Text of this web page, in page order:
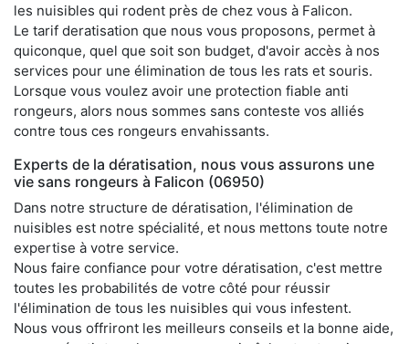
les nuisibles qui rodent près de chez vous à Falicon.
Le tarif deratisation que nous vous proposons, permet à
quiconque, quel que soit son budget, d'avoir accès à nos
services pour une élimination de tous les rats et souris.
Lorsque vous voulez avoir une protection fiable anti
rongeurs, alors nous sommes sans conteste vos alliés
contre tous ces rongeurs envahissants.
Experts de la dératisation, nous vous assurons une
vie sans rongeurs à Falicon (06950)
Dans notre structure de dératisation, l'élimination de
nuisibles est notre spécialité, et nous mettons toute notre
expertise à votre service.
Nous faire confiance pour votre dératisation, c'est mettre
toutes les probabilités de votre côté pour réussir
l'élimination de tous les nuisibles qui vous infestent.
Nous vous offriront les meilleurs conseils et la bonne aide,